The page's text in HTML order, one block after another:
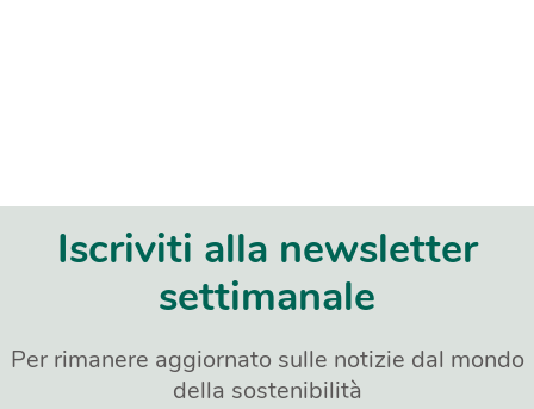
Iscriviti alla newsletter
settimanale
Per rimanere aggiornato sulle notizie dal mondo
della sostenibilità